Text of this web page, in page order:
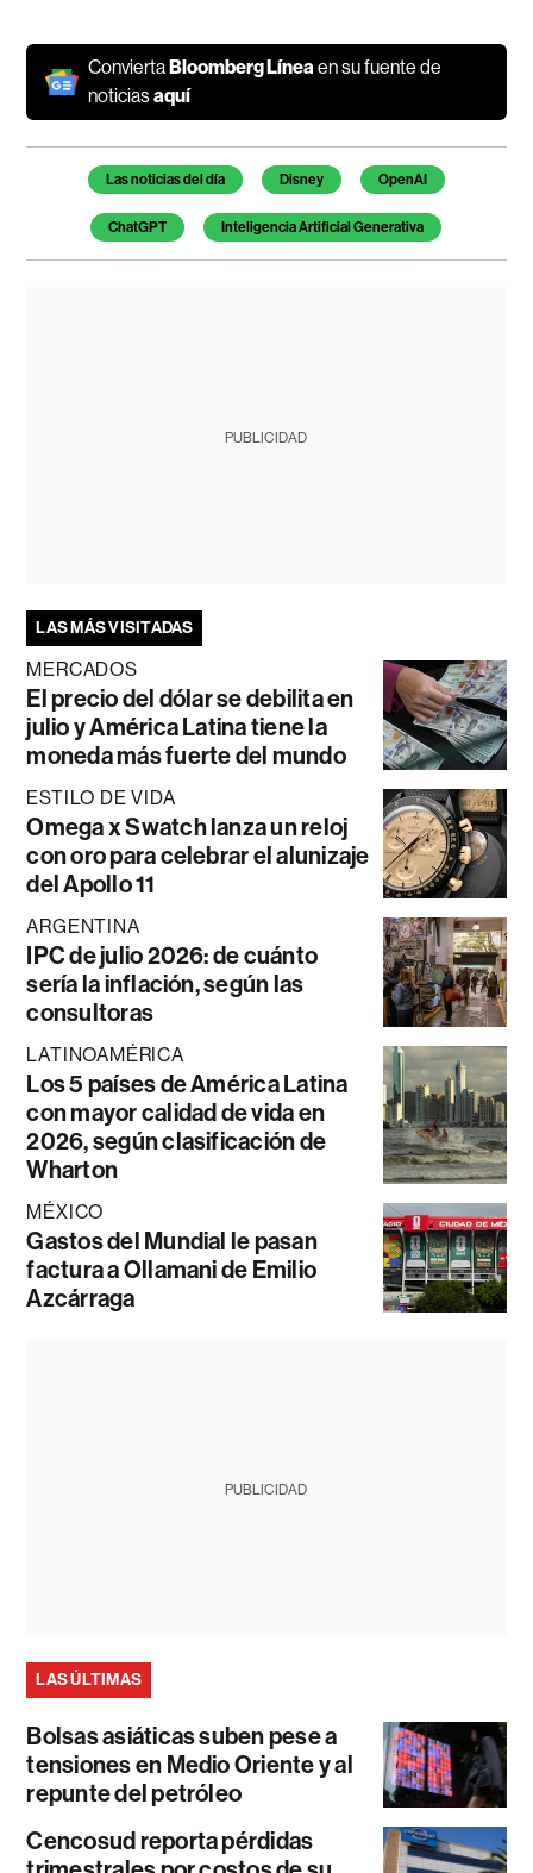
ConviertaBloomberg Líneaen su fuente de
noticiasaquí
Temas de este artículo
Las noticias del día Disney OpenAI
ChatGPT Inteligencia Artificial Generativa
PUBLICIDAD
LAS MÁS VISITADAS
MERCADOS
El precio del dólar se debilita en
julio y América Latina tiene la
moneda más fuerte del mundo
ESTILO DE VIDA
Omega x Swatch lanza un reloj
con oro para celebrar el alunizaje
del Apollo 11
ARGENTINA
IPC de julio 2026: de cuánto
sería la inflación, según las
consultoras
LATINOAMÉRICA
Los 5 países de América Latina
con mayor calidad de vida en
2026, según clasificación de
Wharton
MÉXICO
Gastos del Mundial le pasan
factura a Ollamani de Emilio
Azcárraga
PUBLICIDAD
LAS ÚLTIMAS
Bolsas asiáticas suben pese a
tensiones en Medio Oriente y al
repunte del petróleo
Cencosud reporta pérdidas